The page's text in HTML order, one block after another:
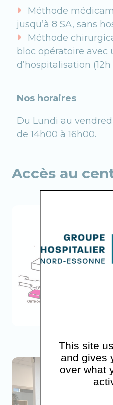
Méthode
jusqu’à 8 SA, sans
Méthode
bloc opératoire avec
d’hospitalisation
Nos horaires
Du Lundi au
de 14h00 à 16h00.
Accès au
This site
and gives
over what